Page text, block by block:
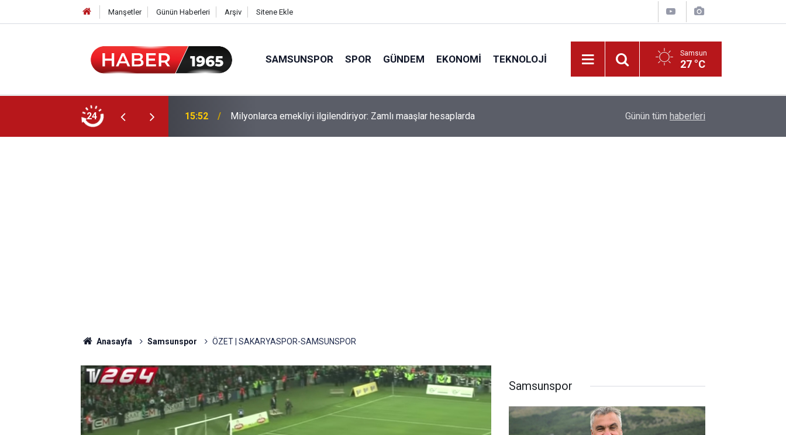
Manşetler Günün Haberleri Arşiv Sitene Ekle
SAMSUNSPOR SPOR GÜNDEM EKONOMI TEKNOLOJI Samsun
27 °C
24 15:52 Milyonlarca emekliyi ilgilendiriyor: Zamlı maaşlar hesaplarda Fahiş fiyatlar nedeniyle işletmelere 101 milyon
Günün tüm haberleri
Anasayfa Samsunspor ÖZET | SAKARYASPOR-SAMSUNSPOR
Samsunspor